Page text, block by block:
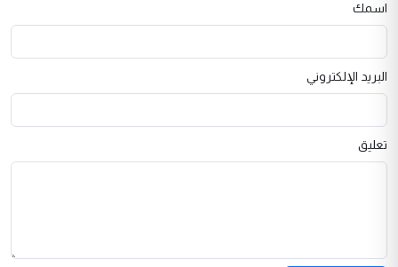
اسمك
البريد الإلكتروني
تعليق